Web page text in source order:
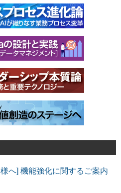
へ] 機能強化に関するご案内